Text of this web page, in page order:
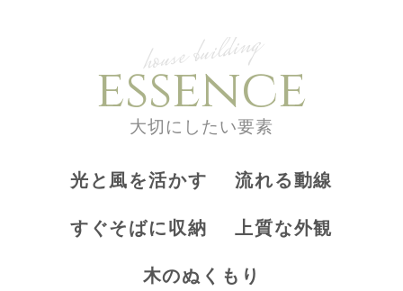
house building
essence
大切にしたい要素
光と風を活かす 流れる動線
すぐそばに収納 上質な外観
木のぬくもり